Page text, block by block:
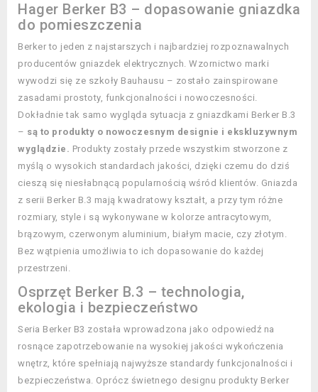
Hager Berker B3 – dopasowanie gniazdka
do pomieszczenia
Berker to jeden z najstarszych i najbardziej rozpoznawalnych
producentów gniazdek elektrycznych. Wzornictwo marki
wywodzi się ze szkoły Bauhausu – zostało zainspirowane
zasadami prostoty, funkcjonalności i nowoczesności.
Dokładnie tak samo wygląda sytuacja z gniazdkami Berker B.3
– są to produkty o nowoczesnym designie i ekskluzywnym
wyglądzie. Produkty zostały przede wszystkim stworzone z
myślą o wysokich standardach jakości, dzięki czemu do dziś
cieszą się niesłabnącą popularnością wśród klientów. Gniazda
z serii Berker B.3 mają kwadratowy kształt, a przy tym różne
rozmiary, style i są wykonywane w kolorze antracytowym,
brązowym, czerwonym aluminium, białym macie, czy złotym.
Bez wątpienia umożliwia to ich dopasowanie do każdej
przestrzeni.
Osprzęt Berker B.3 – technologia,
ekologia i bezpieczeństwo
Seria Berker B3 została wprowadzona jako odpowiedź na
rosnące zapotrzebowanie na wysokiej jakości wykończenia
wnętrz, które spełniają najwyższe standardy funkcjonalności i
bezpieczeństwa. Oprócz świetnego designu produkty Berker